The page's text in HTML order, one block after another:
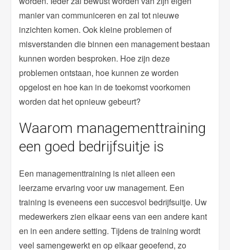
manier van communiceren en zal tot nieuwe
inzichten komen. Ook kleine problemen of
misverstanden die binnen een management bestaan
kunnen worden besproken. Hoe zijn deze
problemen ontstaan, hoe kunnen ze worden
opgelost en hoe kan in de toekomst voorkomen
worden dat het opnieuw gebeurt?
Waarom managementtraining
een goed bedrijfsuitje is
Een managementtraining is niet alleen een
leerzame ervaring voor uw management. Een
training is eveneens een succesvol bedrijfsuitje. Uw
medewerkers zien elkaar eens van een andere kant
en in een andere setting. Tijdens de training wordt
veel samengewerkt en op elkaar geoefend, zo